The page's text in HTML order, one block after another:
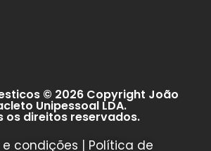
© 2026 Copyright João
Unipessoal LDA.
os direitos reservados.
e condições | Política de